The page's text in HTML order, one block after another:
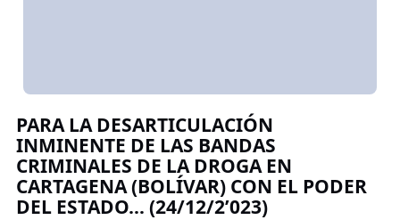
PARA LA DESARTICULACIÓN
INMINENTE DE LAS BANDAS
CRIMINALES DE LA DROGA EN
CARTAGENA (BOLÍVAR) CON EL PODER
DEL ESTADO… (24/12/2’023)